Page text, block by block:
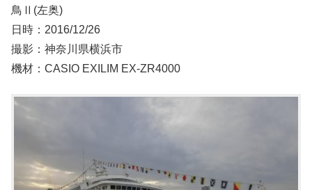
鳥Ⅱ(左奥)
日時：2016/12/26
撮影：神奈川県横浜市
機材：CASIO EXILIM EX-ZR4000